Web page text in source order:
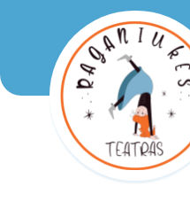
Raganiukės teatras